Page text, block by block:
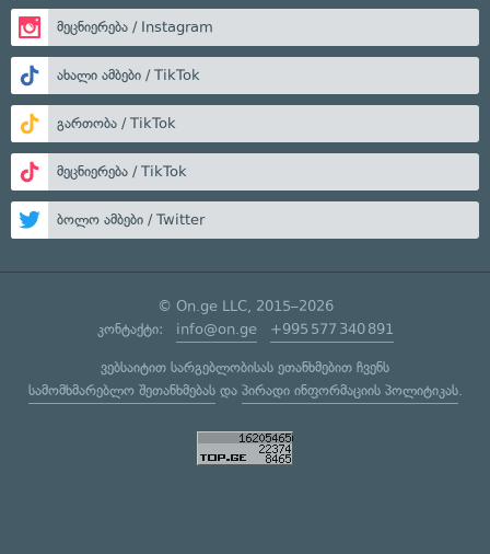
მეცნიერება / Instagram
ახალი ამბები / TikTok
გართობა / TikTok
მეცნიერება / TikTok
ბოლო ამბები / Twitter
© On.ge LLC, 2015–2026
კონტაქტი: info@on.ge +995 577 340 891
ვებსაიტით სარგებლობისას ეთანხმებით ჩვენს
სამომხმარებლო შეთანხმებასდა პირადი ინფორმაციის პოლიტიკას.